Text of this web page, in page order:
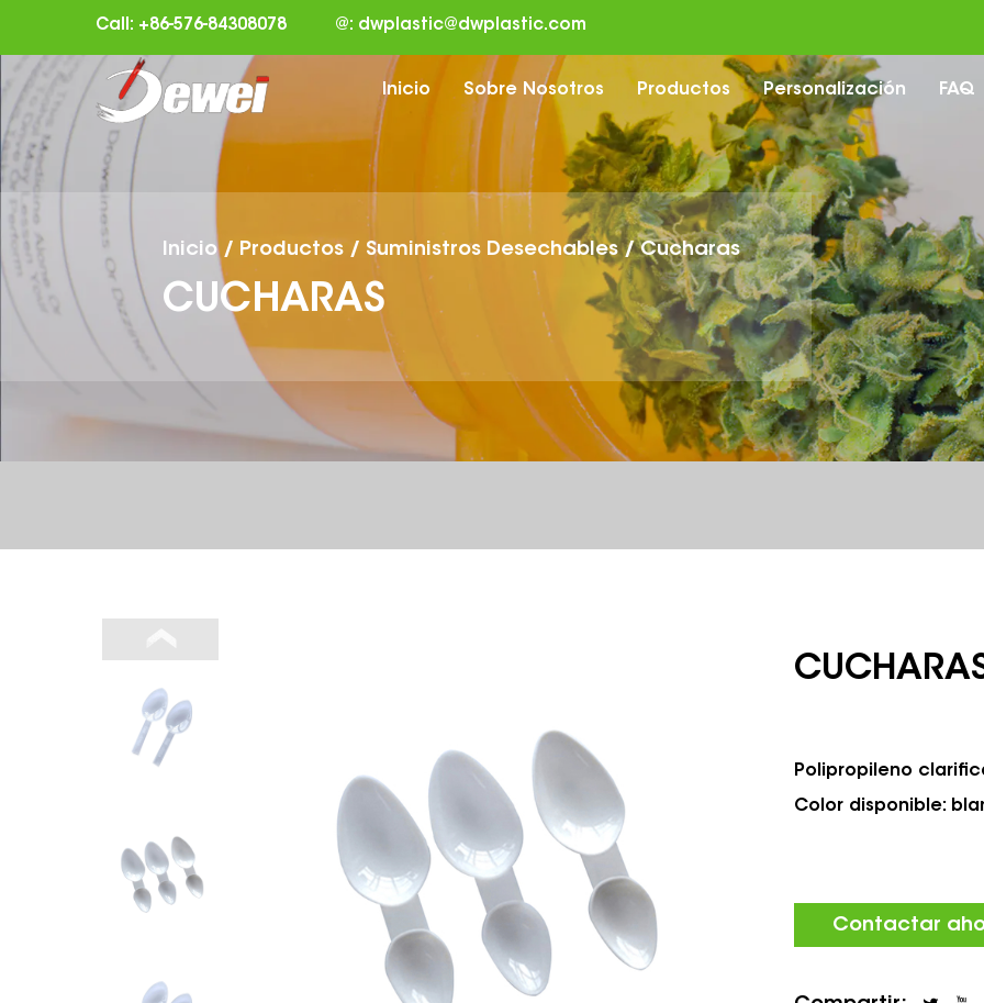
Call: +86-576-84308078 @: dwplastic@dwplastic.com
Inicio Sobre Nosotros Productos Personalización FAQ
Inicio/ Productos/ Suministros Desechables/Cucharas
CUCHARAS
Polipropileno
Color disponible:
Contactar